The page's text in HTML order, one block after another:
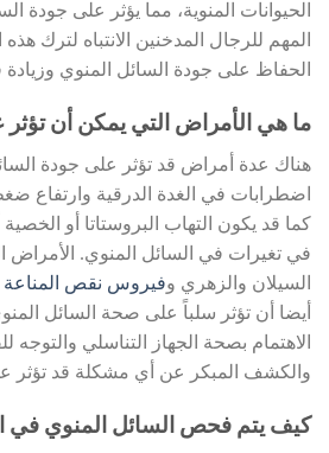
الحيوانات المنوية، مما يؤثر على جودة
المهم للرجال المدخنين الانتباه لترك
الحفاظ على جودة السائل المنوي
ما هي الأمراض التي يمكن أن تؤثر
هناك عدة أمراض قد تؤثر على جودة
اضطرابات في الغدة الدرقية
كما قد يكون التهاب البروستاتا أو الخصية
في تغيرات في السائل المنوي. الأمراض
السيلان والزهري وفيروس نقص المناعة
أيضا أن تؤثر سلباً على صحة السائل
الاهتمام بصحة الجهاز التناسلي والتوجه
والكشف المبكر عن أي مشكلة قد تؤثر
كيف يتم فحص السائل المنوي في